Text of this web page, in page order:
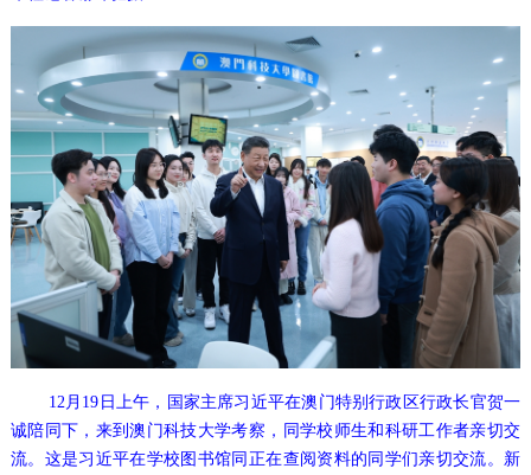
12月19日上午，国家主席习近平在澳门特别行政区行政长官贺一
诚陪同下，来到澳门科技大学考察，同学校师生和科研工作者亲切交
流。这是习近平在学校图书馆同正在查阅资料的同学们亲切交流。新